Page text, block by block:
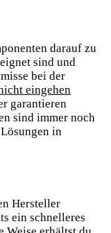
darauf zu
sind und
bei der
​eingehen
⁤garantieren
sind immer noch
in
Hersteller
⁤ein schnelleres